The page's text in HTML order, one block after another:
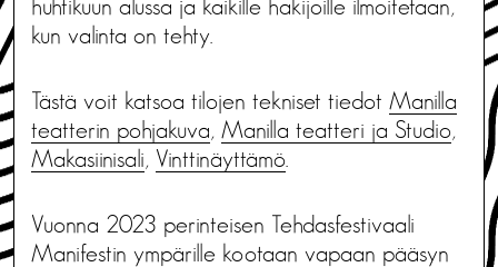
huhtikuun alussa ja kaikille hakijoille ilmoitetaan,
kun valinta on tehty.
Tästä voit katsoa tilojen tekniset tiedot Manilla
teatterin pohjakuva, Manilla teatteri ja Studio,
Makasiinisali, Vinttinäyttämö
Vuonna 2023 perinteisen Tehdasfestivaali
Manifestin ympärille kootaan vapaan pääsyn